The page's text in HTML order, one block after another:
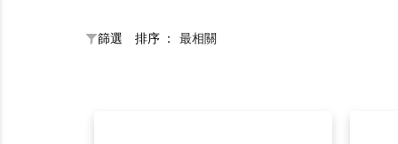
篩選 排序 ： 最相關